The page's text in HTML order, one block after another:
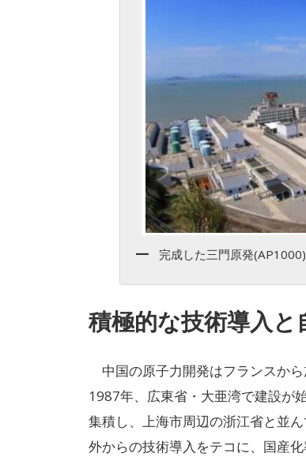
完成した三門原発
積極的な技術導入と
中国の原子力開発はフランスか
1987年、広東省・大亜湾で建設が
集積し、上海市周辺の浙江省と並
外からの技術導入をテコに、国産